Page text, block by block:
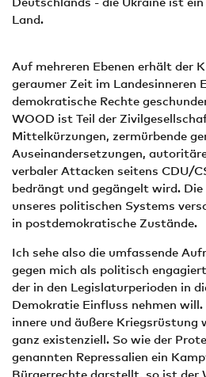
Land.
Auf mehreren Ebenen erhält der
geraumer Zeit im Landesinneren
demokratische Rechte
WOOD ist Teil der
Mittelkürzungen, zermürbende
Auseinandersetzungen,
verbaler Attacken seitens CDU/
bedrängt und gegängelt wird. Die
unseres politischen Systems
in postdemokratische Zustände.
Ich sehe also die umfassende
gegen mich als politisch
der in den Legislaturperioden in
Demokratie Einfluss nehmen will.
innere und äußere Kriegsrüstung
ganz existenziell. So wie der
genannten Repressalien ein
Bürgerrechte darstellt, so ist der